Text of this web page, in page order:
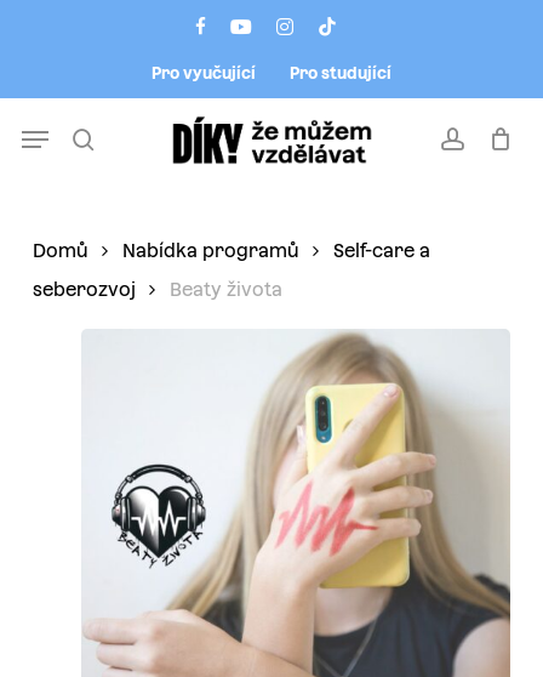
facebookyoutubeinstagram
tiktok
Pro vyučující Pro studující
account
Menu
Domů Nabídka programů
Self-care a
seberozvoj
Beaty života